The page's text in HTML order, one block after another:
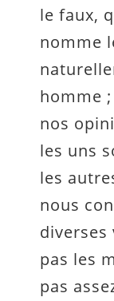
le faux,
nomme
homme
nos
les uns
les
nous
diverses
pas les
pas